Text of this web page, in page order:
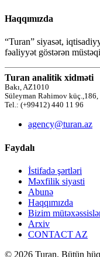
Haqqımızda
“Turan” siyasət,
fəaliyyət göstərən
Turan analitik xidməti
Bakı, AZ1010
Süleyman Rəhimov
Tel.: (+99412) 440 11 96
agency@turan.az
Faydalı
İstifadə şərtləri
Məxfilik siyasti
Abunə
Haqqımızda
Bizim
Arxiv
CONTACT AZ
© 2026 Turan. Bütün